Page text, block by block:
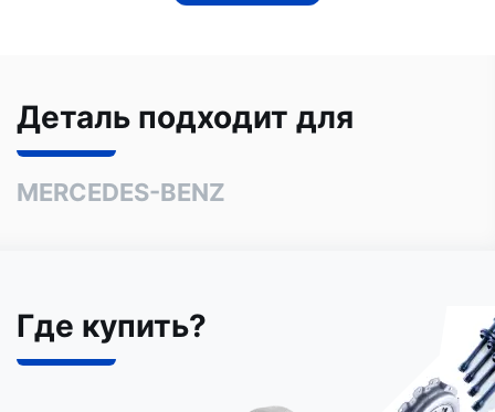
Деталь подходит для
MERCEDES-BENZ
Где купить?